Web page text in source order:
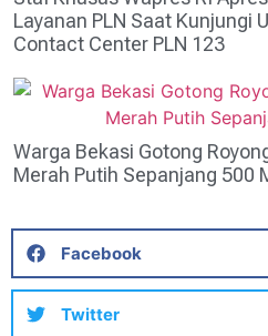
Layanan PLN Saat Kunjungi
Contact Center PLN 123
Warga Bekasi Gotong
Merah Putih Sepanjang 500
Facebook
Twitter